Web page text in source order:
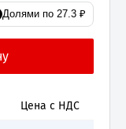
Долями по 27.3 ₽
Цена с НДС